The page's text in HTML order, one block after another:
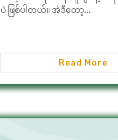
ပဲ ဖြစ်ပါတယ်။ အဲဒီတော့...
Read More